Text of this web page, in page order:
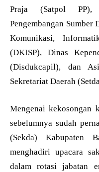
Praja (Satpol PP),
Pengembangan Sumber
Komunikasi,
(DKISP), Dinas
(Disdukcapil), dan
Sekretariat Daerah
Mengenai kekosongan
sebelumnya sudah
(Sekda) Kabupaten
menghadiri upacara
dalam rotasi jabatan